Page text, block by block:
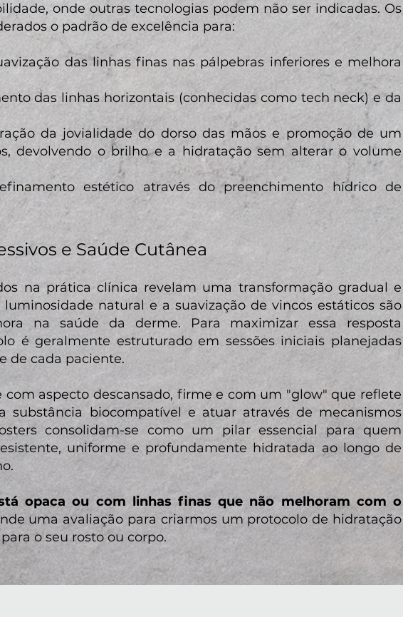
onde outras tecnologias podem não ser indicadas. Os
o padrão de excelência para:
das linhas finas nas pálpebras inferiores e melhora
das linhas horizontais (conhecidas como tech neck) e da
da jovialidade do dorso das mãos e promoção de um
devolvendo o brilho e a hidratação sem alterar o volume
estético através do preenchimento hídrico de
e Saúde Cutânea
na prática clínica revelam uma transformação gradual e
natural e a suavização de vincos estáticos são
na saúde da derme. Para maximizar essa resposta
é geralmente estruturado em sessões iniciais planejadas
de cada paciente.
com aspecto descansado, firme e com um "glow" que reflete
substância biocompatível e atuar através de mecanismos
consolidam-se como um pilar essencial para quem
uniforme e profundamente hidratada ao longo de
opaca ou com linhas finas que não melhoram com o
uma avaliação para criarmos um protocolo de hidratação
o seu rosto ou corpo.